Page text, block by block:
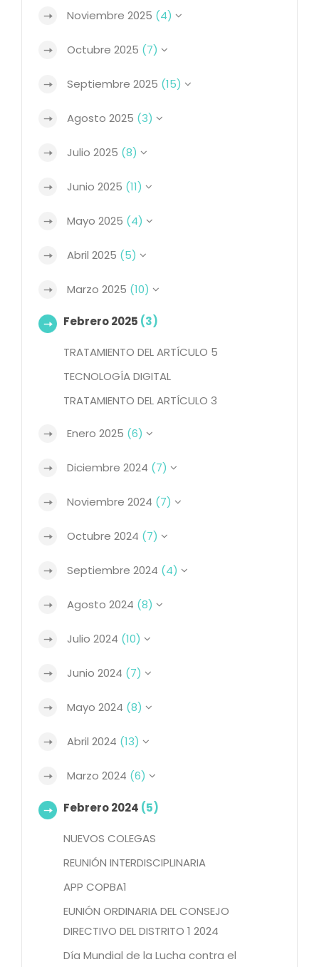
Noviembre 2025 (4)
Octubre 2025 (7)
Septiembre 2025 (15)
Agosto 2025 (3)
Julio 2025 (8)
Junio 2025 (11)
Mayo 2025 (4)
Abril 2025 (5)
Marzo 2025 (10)
Febrero 2025 (3)
TRATAMIENTO DEL ARTÍCULO 5
TECNOLOGÍA DIGITAL
TRATAMIENTO DEL ARTÍCULO 3
Enero 2025 (6)
Diciembre 2024 (7)
Noviembre 2024 (7)
Octubre 2024 (7)
Septiembre 2024 (4)
Agosto 2024 (8)
Julio 2024 (10)
Junio 2024 (7)
Mayo 2024 (8)
Abril 2024 (13)
Marzo 2024 (6)
Febrero 2024 (5)
NUEVOS COLEGAS
REUNIÓN INTERDISCIPLINARIA
APP COPBA1
EUNIÓN ORDINARIA DEL CONSEJO
DIRECTIVO DEL DISTRITO 1 2024
Día Mundial de la Lucha contra el